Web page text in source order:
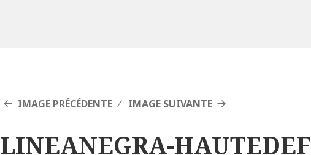
IMAGE PRÉCÉDENTE IMAGE SUIVANTE
LINEANEGRA-HAUTEDEF